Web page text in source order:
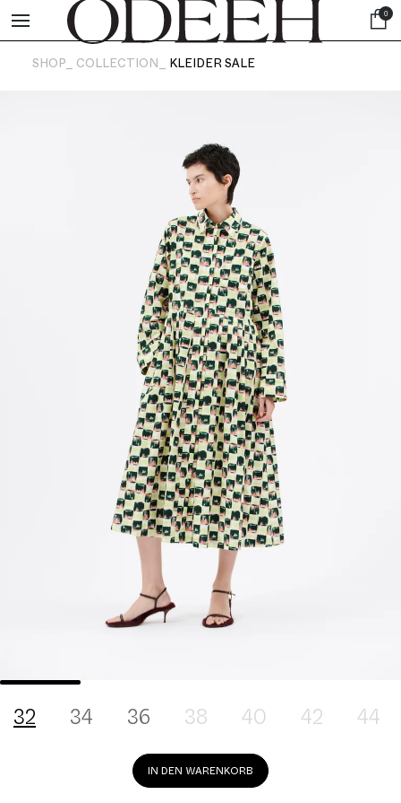
0
SHOP_ COLLECTION_ KLEIDER SALE
32 34 36 38 40 42 44